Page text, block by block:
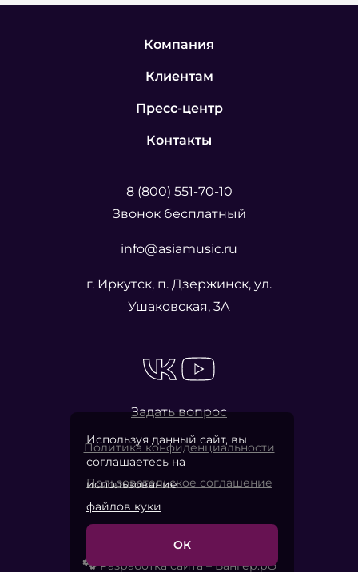
Компания
Клиентам
Пресс-центр
Контакты
8 (800) 551-70-10
Звонок бесплатный
info@asiamusic.ru
г. Иркутск, п. Дзержинск, ул.
Ушаковская, 3А
Задать вопрос
Политика конфиденциальности
Пользовательское соглашение
2026 © «Азия Мьюзик Компани»
Разработка сайта – Вангер.рф
Используя данный сайт, вы
соглашаетесь на
использование
файлов куки
ОК